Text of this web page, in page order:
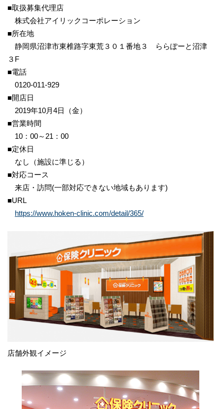
■取扱募集代理店
株式会社アイリックコーポレーション
■所在地
静岡県沼津市東椎路字東荒３０１番地３ ららぽーと沼津
３F
■電話
0120-011-929
■開店日
2019年10月4日（金）
■営業時間
10：00～21：00
■定休日
なし（施設に準じる）
■対応コース
来店・訪問(一部対応できない地域もあります)
■URL
https://www.hoken-clinic.com/detail/365/
店舗外観イメージ